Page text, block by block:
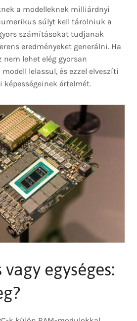
a modelleknek milliárdnyi
súlyt kell tárolniuk a
számításokat tudjanak
eredményeket generálni. Ha
nem lehet elég gyorsan
lelassul, és ezzel elveszíti
értelmét.
egységes: